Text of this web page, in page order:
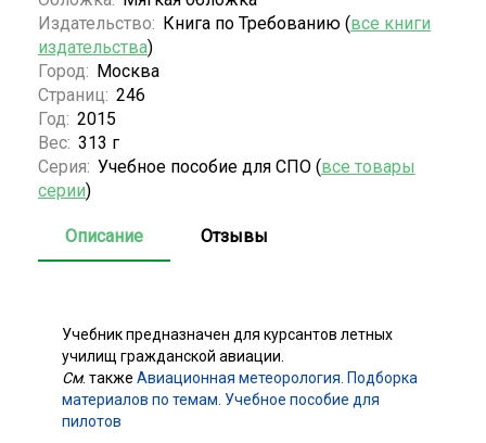
Издательство: Книга по Требованию (все книги
издательства)
Город: Москва
Страниц: 246
Год: 2015
Вес: 313 г
Серия: Учебное пособие для СПО (все товары
серии)
Описание Отзывы
Учебник предназначен для курсантов летных
училищ гражданской авиации.
См. также Авиационная метеорология. Подборка
материалов по темам. Учебное пособие для
пилотов